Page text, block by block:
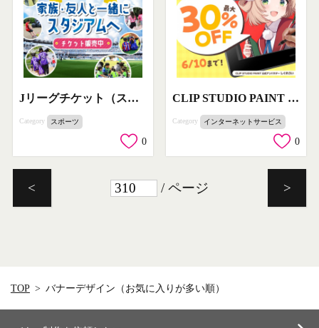
Jリーグチケット（スタジアムチケット販売）
Category スポーツ
0
CLIP STUDIO PAINT Ver.4
Category インターネットサービス
0
< / ページ >
TOP バナーデザイン（お気に入りが多い順）